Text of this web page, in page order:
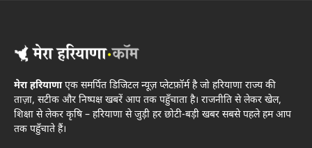
मेरा हरियाणाएक समर्पित डिजिटल न्यूज़ प्लेटफ़ॉर्म है जो हरियाणा राज्य की
ताज़ा, सटीक और निष्पक्ष खबरें आप तक पहुँचाता है। राजनीति से लेकर खेल,
शिक्षा से लेकर कृषि – हरियाणा से जुड़ी हर छोटी-बड़ी खबर सबसे पहले हम आप
तक पहुँचाते हैं।